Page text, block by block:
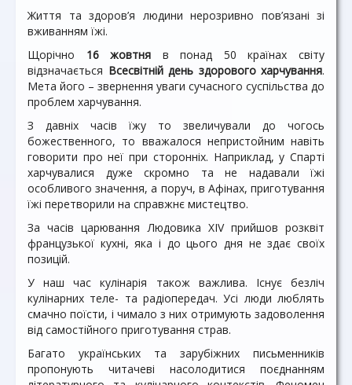
Життя та здоров’я людини нерозривно пов’язані зі
вживанням їжі.
Щорічно 16 жовтня в понад 50 країнах світу
відзначається Всесвітній день здорового харчування.
Мета його – звернення уваги сучасного суспільства до
проблем харчування.
З давніх часів їжу то звеличували до чогось
божественного, то вважалося непристойним навіть
говорити про неї при сторонніх. Наприклад, у Спарті
харчувалися дуже скромно та не надавали їжі
особливого значення, а поруч, в Афінах, приготування
їжі перетворили на справжнє мистецтво.
За часів царювання Людовика XIV прийшов розквіт
французької кухні, яка і до цього дня не здає своїх
позицій.
У наш час кулінарія також важлива. Існує безліч
кулінарних теле- та радіопередач. Усі люди люблять
смачно поїсти, і чимало з них отримують задоволення
від самостійного приготування страв.
Багато українських та зарубіжних письменників
пропонують читачеві насолодитися поєднанням